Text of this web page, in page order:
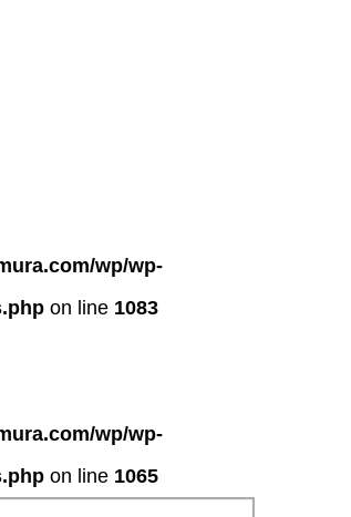
wp/wp-
on line 1083
wp/wp-
on line 1065